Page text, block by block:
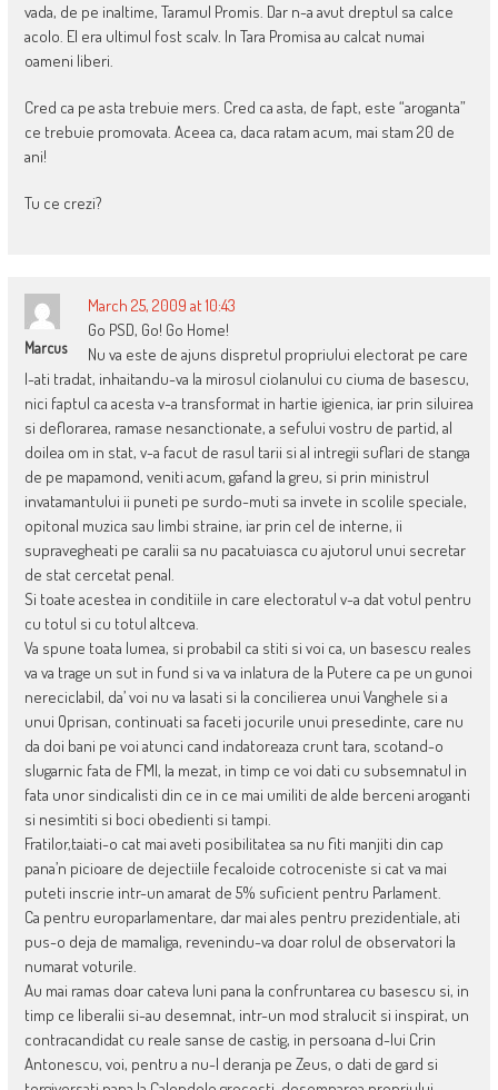
vada, de pe inaltime, Taramul Promis. Dar n-a avut dreptul sa calce
acolo. El era ultimul fost scalv. In Tara Promisa au calcat numai
oameni liberi.
Cred ca pe asta trebuie mers. Cred ca asta, de fapt, este “aroganta”
ce trebuie promovata. Aceea ca, daca ratam acum, mai stam 20 de
ani!
Tu ce crezi?
Marcus
March 25, 2009 at 10:43
Go PSD, Go! Go Home!
Nu va este de ajuns dispretul propriului electorat pe care
l-ati tradat, inhaitandu-va la mirosul ciolanului cu ciuma de basescu,
nici faptul ca acesta v-a transformat in hartie igienica, iar prin siluirea
si deflorarea, ramase nesanctionate, a sefului vostru de partid, al
doilea om in stat, v-a facut de rasul tarii si al intregii suflari de stanga
de pe mapamond, veniti acum, gafand la greu, si prin ministrul
invatamantului ii puneti pe surdo-muti sa invete in scolile speciale,
opitonal muzica sau limbi straine, iar prin cel de interne, ii
supravegheati pe caralii sa nu pacatuiasca cu ajutorul unui secretar
de stat cercetat penal.
Si toate acestea in conditiile in care electoratul v-a dat votul pentru
cu totul si cu totul altceva.
Va spune toata lumea, si probabil ca stiti si voi ca, un basescu reales
va va trage un sut in fund si va va inlatura de la Putere ca pe un gunoi
nereciclabil, da’ voi nu va lasati si la concilierea unui Vanghele si a
unui Oprisan, continuati sa faceti jocurile unui presedinte, care nu
da doi bani pe voi atunci cand indatoreaza crunt tara, scotand-o
slugarnic fata de FMI, la mezat, in timp ce voi dati cu subsemnatul in
fata unor sindicalisti din ce in ce mai umiliti de alde berceni aroganti
si nesimtiti si boci obedienti si tampi.
Fratilor,taiati-o cat mai aveti posibilitatea sa nu fiti manjiti din cap
pana’n picioare de dejectiile fecaloide cotroceniste si cat va mai
puteti inscrie intr-un amarat de 5% suficient pentru Parlament.
Ca pentru europarlamentare, dar mai ales pentru prezidentiale, ati
pus-o deja de mamaliga, revenindu-va doar rolul de observatori la
numarat voturile.
Au mai ramas doar cateva luni pana la confruntarea cu basescu si, in
timp ce liberalii si-au desemnat, intr-un mod stralucit si inspirat, un
contracandidat cu reale sanse de castig, in persoana d-lui Crin
Antonescu, voi, pentru a nu-l deranja pe Zeus, o dati de gard si